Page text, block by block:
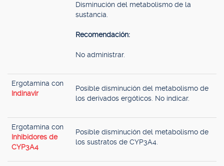
Disminución del metabolismo de la
sustancia.
Recomendación:
No administrar.
Ergotamina con
Indinavir
Posible disminución del metabolismo de
los derivados ergóticos. No indicar.
Ergotamina con
Inhibidores de
CYP3A4
Posible disminución del metabolismo de
los sustratos de CYP3A4.